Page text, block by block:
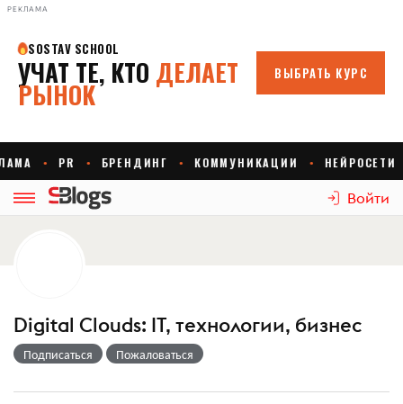
РЕКЛАМА
Войти
Digital Clouds: IT, технологии, бизнес
Подписаться Пожаловаться